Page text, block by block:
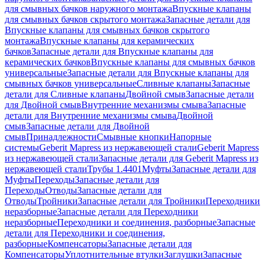
для смывных бачков наружного монтажаВпускные клапаны
для смывных бачков скрытого монтажаЗапасные детали для
Впускные клапаны для смывных бачков скрытого
монтажаВпускные клапаны для керамических
бачковЗапасные детали для Впускные клапаны для
керамических бачковВпускные клапаны для смывных бачков
универсальныеЗапасные детали для Впускные клапаны для
смывных бачков универсальныеСливные клапаныЗапасные
детали для Сливные клапаныДвойной смывЗапасные детали
для Двойной смывВнутренние механизмы смываЗапасные
детали для Внутренние механизмы смываДвойной
смывЗапасные детали для Двойной
смывПринадлежностиСмывные кнопкиНапорные
системыGeberit Mapress из нержавеющей сталиGeberit Mapress
из нержавеющей сталиЗапасные детали для Geberit Mapress из
нержавеющей сталиТрубы 1.4401МуфтыЗапасные детали для
МуфтыПереходыЗапасные детали для
ПереходыОтводыЗапасные детали для
ОтводыТройникиЗапасные детали для ТройникиПереходники
неразборныеЗапасные детали для Переходники
неразборныеПереходники и соединения, разборныеЗапасные
детали для Переходники и соединения,
разборныеКомпенсаторыЗапасные детали для
КомпенсаторыУплотнительные втулкиЗаглушкиЗапасные